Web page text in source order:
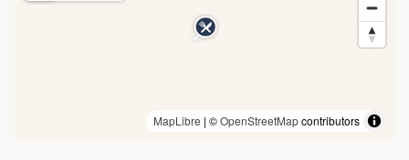
MapLibre | ©OpenStreetMapcontributors